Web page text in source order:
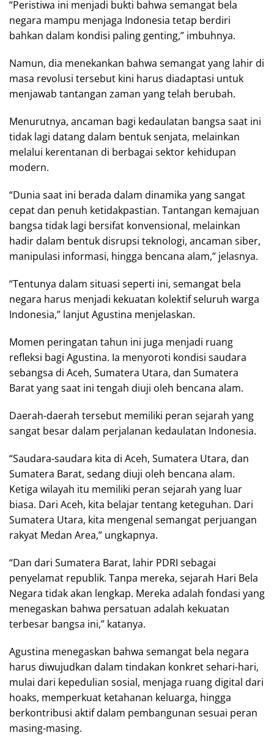
“Peristiwa ini menjadi bukti bahwa semangat bela
negara mampu menjaga Indonesia tetap berdiri
bahkan dalam kondisi paling genting,” imbuhnya.
Namun, dia menekankan bahwa semangat yang lahir di
masa revolusi tersebut kini harus diadaptasi untuk
menjawab tantangan zaman yang telah berubah.
Menurutnya, ancaman bagi kedaulatan bangsa saat ini
tidak lagi datang dalam bentuk senjata, melainkan
melalui kerentanan di berbagai sektor kehidupan
modern.
“Dunia saat ini berada dalam dinamika yang sangat
cepat dan penuh ketidakpastian. Tantangan kemajuan
bangsa tidak lagi bersifat konvensional, melainkan
hadir dalam bentuk disrupsi teknologi, ancaman siber,
manipulasi informasi, hingga bencana alam,” jelasnya.
“Tentunya dalam situasi seperti ini, semangat bela
negara harus menjadi kekuatan kolektif seluruh warga
Indonesia,” lanjut Agustina menjelaskan.
Momen peringatan tahun ini juga menjadi ruang
refleksi bagi Agustina. Ia menyoroti kondisi saudara
sebangsa di Aceh, Sumatera Utara, dan Sumatera
Barat yang saat ini tengah diuji oleh bencana alam.
Daerah-daerah tersebut memiliki peran sejarah yang
sangat besar dalam perjalanan kedaulatan Indonesia.
“Saudara-saudara kita di Aceh, Sumatera Utara, dan
Sumatera Barat, sedang diuji oleh bencana alam.
Ketiga wilayah itu memiliki peran sejarah yang luar
biasa. Dari Aceh, kita belajar tentang keteguhan. Dari
Sumatera Utara, kita mengenal semangat perjuangan
rakyat Medan Area,” ungkapnya.
“Dan dari Sumatera Barat, lahir PDRI sebagai
penyelamat republik. Tanpa mereka, sejarah Hari Bela
Negara tidak akan lengkap. Mereka adalah fondasi yang
menegaskan bahwa persatuan adalah kekuatan
terbesar bangsa ini,” katanya.
Agustina menegaskan bahwa semangat bela negara
harus diwujudkan dalam tindakan konkret sehari-hari,
mulai dari kepedulian sosial, menjaga ruang digital dari
hoaks, memperkuat ketahanan keluarga, hingga
berkontribusi aktif dalam pembangunan sesuai peran
masing-masing.